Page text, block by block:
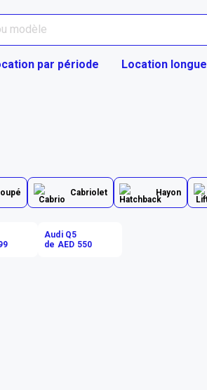
par période Location
Cabriolet Hayon
Audi Q5
de AED 550